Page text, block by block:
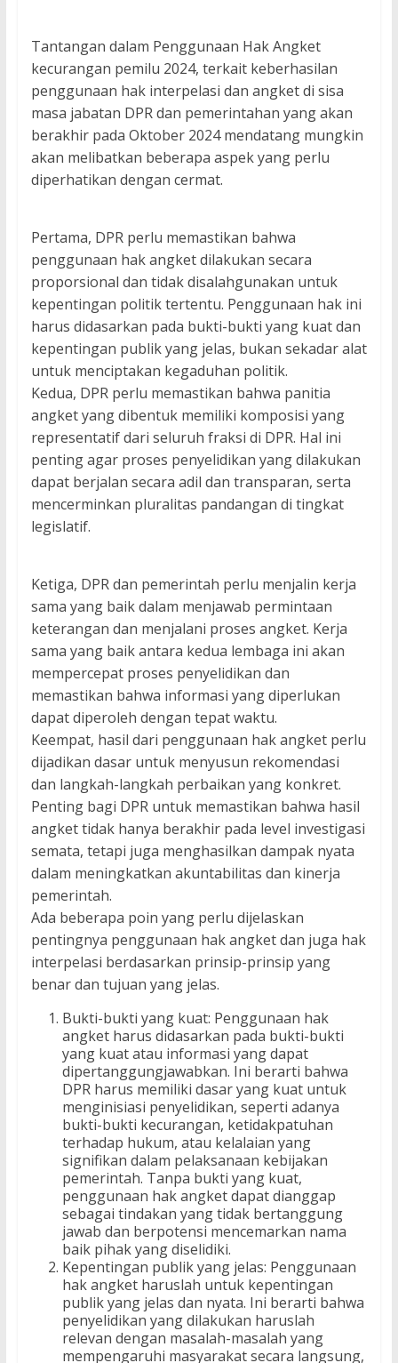
Tantangan dalam Penggunaan Hak Angket
kecurangan pemilu 2024, terkait keberhasilan
penggunaan hak interpelasi dan angket di sisa
masa jabatan DPR dan pemerintahan yang akan
berakhir pada Oktober 2024 mendatang mungkin
akan melibatkan beberapa aspek yang perlu
diperhatikan dengan cermat.
Pertama, DPR perlu memastikan bahwa
penggunaan hak angket dilakukan secara
proporsional dan tidak disalahgunakan untuk
kepentingan politik tertentu. Penggunaan hak ini
harus didasarkan pada bukti-bukti yang kuat dan
kepentingan publik yang jelas, bukan sekadar alat
untuk menciptakan kegaduhan politik.
Kedua, DPR perlu memastikan bahwa panitia
angket yang dibentuk memiliki komposisi yang
representatif dari seluruh fraksi di DPR. Hal ini
penting agar proses penyelidikan yang dilakukan
dapat berjalan secara adil dan transparan, serta
mencerminkan pluralitas pandangan di tingkat
legislatif.
Ketiga, DPR dan pemerintah perlu menjalin kerja
sama yang baik dalam menjawab permintaan
keterangan dan menjalani proses angket. Kerja
sama yang baik antara kedua lembaga ini akan
mempercepat proses penyelidikan dan
memastikan bahwa informasi yang diperlukan
dapat diperoleh dengan tepat waktu.
Keempat, hasil dari penggunaan hak angket perlu
dijadikan dasar untuk menyusun rekomendasi
dan langkah-langkah perbaikan yang konkret.
Penting bagi DPR untuk memastikan bahwa hasil
angket tidak hanya berakhir pada level investigasi
semata, tetapi juga menghasilkan dampak nyata
dalam meningkatkan akuntabilitas dan kinerja
pemerintah.
Ada beberapa poin yang perlu dijelaskan
pentingnya penggunaan hak angket dan juga hak
interpelasi berdasarkan prinsip-prinsip yang
benar dan tujuan yang jelas.
Bukti-bukti yang kuat: Penggunaan hak
angket harus didasarkan pada bukti-bukti
yang kuat atau informasi yang dapat
dipertanggungjawabkan. Ini berarti bahwa
DPR harus memiliki dasar yang kuat untuk
menginisiasi penyelidikan, seperti adanya
bukti-bukti kecurangan, ketidakpatuhan
terhadap hukum, atau kelalaian yang
signifikan dalam pelaksanaan kebijakan
pemerintah. Tanpa bukti yang kuat,
penggunaan hak angket dapat dianggap
sebagai tindakan yang tidak bertanggung
jawab dan berpotensi mencemarkan nama
baik pihak yang diselidiki.
Kepentingan publik yang jelas: Penggunaan
hak angket haruslah untuk kepentingan
publik yang jelas dan nyata. Ini berarti bahwa
penyelidikan yang dilakukan haruslah
relevan dengan masalah-masalah yang
mempengaruhi masyarakat secara langsung,